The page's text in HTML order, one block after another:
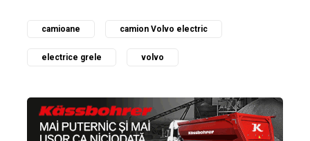
camioane camion Volvo electric
electrice grele volvo